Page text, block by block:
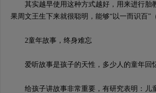
其实越早使用这种方式越好，用来进行胎
果周文王生下来就很聪明，能够“以一而识百”
2童年故事，终身难忘
爱听故事是孩子的天性，多少人的童年回
给孩子讲故事非常重要，有研究表明：儿